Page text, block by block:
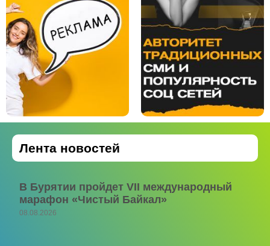
Лента новостей
В Бурятии пройдет VII международный
марафон «Чистый Байкал»
08.08.2026